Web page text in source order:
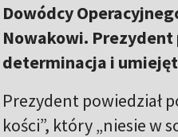
Dowódcy
Nowakowi. Prezydent
determinacja i
Prezydent powiedział
kości”, który „niesie w